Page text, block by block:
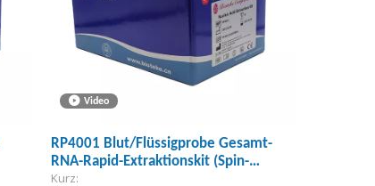
Video
RP4001 Blut/Flüssigprobe Gesamt-
RNA-Rapid-Extraktionskit (Spin-
Säule）
Kurz: